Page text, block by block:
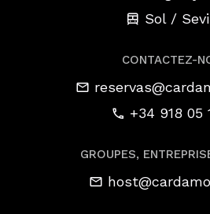
Sol /
CONTACTEZ-
+34 918 05
GROUPES,